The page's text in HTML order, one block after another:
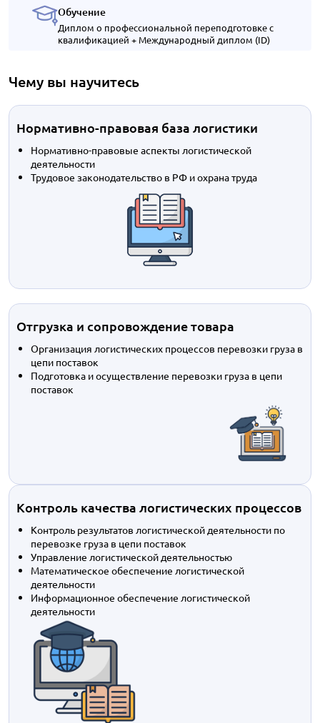
Обучение
Диплом о профессиональной переподготовке с
квалификацией + Международный диплом (ID)
Чему вы научитесь
Нормативно-правовая база логистики
Нормативно-правовые аспекты логистической
деятельности
Трудовое законодательство в РФ и охрана труда
Отгрузка и сопровождение товара
Организация логистических процессов перевозки груза в
цепи поставок
Подготовка и осуществление перевозки груза в цепи
поставок
Контроль качества логистических процессов
Контроль результатов логистической деятельности по
перевозке груза в цепи поставок
Управление логистической деятельностью
Математическое обеспечение логистической
деятельности
Информационное обеспечение логистической
деятельности